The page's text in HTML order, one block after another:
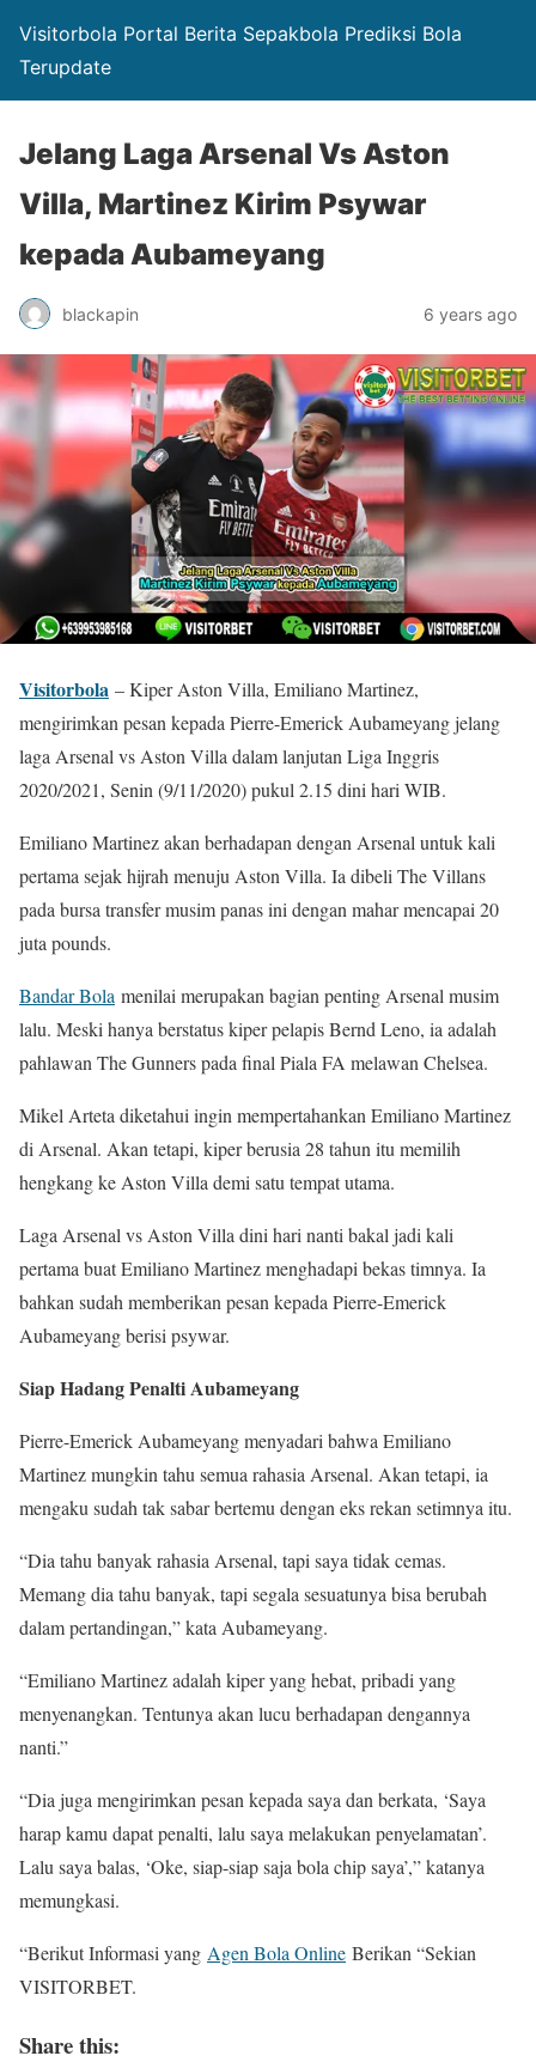
Visitorbola Portal Berita Sepakbola Prediksi Bola
Terupdate
Jelang Laga Arsenal Vs Aston
Villa, Martinez Kirim Psywar
kepada Aubameyang
blackapin 6 years ago
Visitorbola – Kiper Aston Villa, Emiliano Martinez,
mengirimkan pesan kepada Pierre-Emerick Aubameyang jelang
laga Arsenal vs Aston Villa dalam lanjutan Liga Inggris
2020/2021, Senin (9/11/2020) pukul 2.15 dini hari WIB.
Emiliano Martinez akan berhadapan dengan Arsenal untuk kali
pertama sejak hijrah menuju Aston Villa. Ia dibeli The Villans
pada bursa transfer musim panas ini dengan mahar mencapai 20
juta pounds.
Bandar Bola menilai merupakan bagian penting Arsenal musim
lalu. Meski hanya berstatus kiper pelapis Bernd Leno, ia adalah
pahlawan The Gunners pada final Piala FA melawan Chelsea.
Mikel Arteta diketahui ingin mempertahankan Emiliano Martinez
di Arsenal. Akan tetapi, kiper berusia 28 tahun itu memilih
hengkang ke Aston Villa demi satu tempat utama.
Laga Arsenal vs Aston Villa dini hari nanti bakal jadi kali
pertama buat Emiliano Martinez menghadapi bekas timnya. Ia
bahkan sudah memberikan pesan kepada Pierre-Emerick
Aubameyang berisi psywar.
Siap Hadang Penalti Aubameyang
Pierre-Emerick Aubameyang menyadari bahwa Emiliano
Martinez mungkin tahu semua rahasia Arsenal. Akan tetapi, ia
mengaku sudah tak sabar bertemu dengan eks rekan setimnya itu.
“Dia tahu banyak rahasia Arsenal, tapi saya tidak cemas.
Memang dia tahu banyak, tapi segala sesuatunya bisa berubah
dalam pertandingan,” kata Aubameyang.
“Emiliano Martinez adalah kiper yang hebat, pribadi yang
menyenangkan. Tentunya akan lucu berhadapan dengannya
nanti.”
“Dia juga mengirimkan pesan kepada saya dan berkata, ‘Saya
harap kamu dapat penalti, lalu saya melakukan penyelamatan’.
Lalu saya balas, ‘Oke, siap-siap saja bola chip saya’,” katanya
memungkasi.
“Berikut Informasi yang Agen Bola Online Berikan “Sekian
VISITORBET.
Share this: